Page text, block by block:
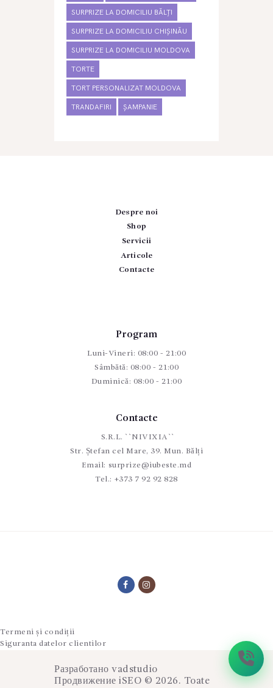
SURPRIZE LA DOMICILIU BĂLȚI
SURPRIZE LA DOMICILIU CHIȘINĂU
SURPRIZE LA DOMICILIU MOLDOVA
TORTE
TORT PERSONALIZAT MOLDOVA
TRANDAFIRI ȘAMPANIE
Despre noi
Shop
Servicii
Articole
Contacte
Program
Luni-Vineri: 08:00 - 21:00
Sâmbătă: 08:00 - 21:00
Duminică: 08:00 - 21:00
Contacte
S.R.L. ``NIVIXIA``
Str. Ștefan cel Mare, 39. Mun. Bălți
Email: surprize@iubeste.md
Tel.: +373 7 92 92 828
Termeni și condiții
Siguranta datelor clientilor
Разработано vadstudio
Продвижение iSEO © 2026. Toate